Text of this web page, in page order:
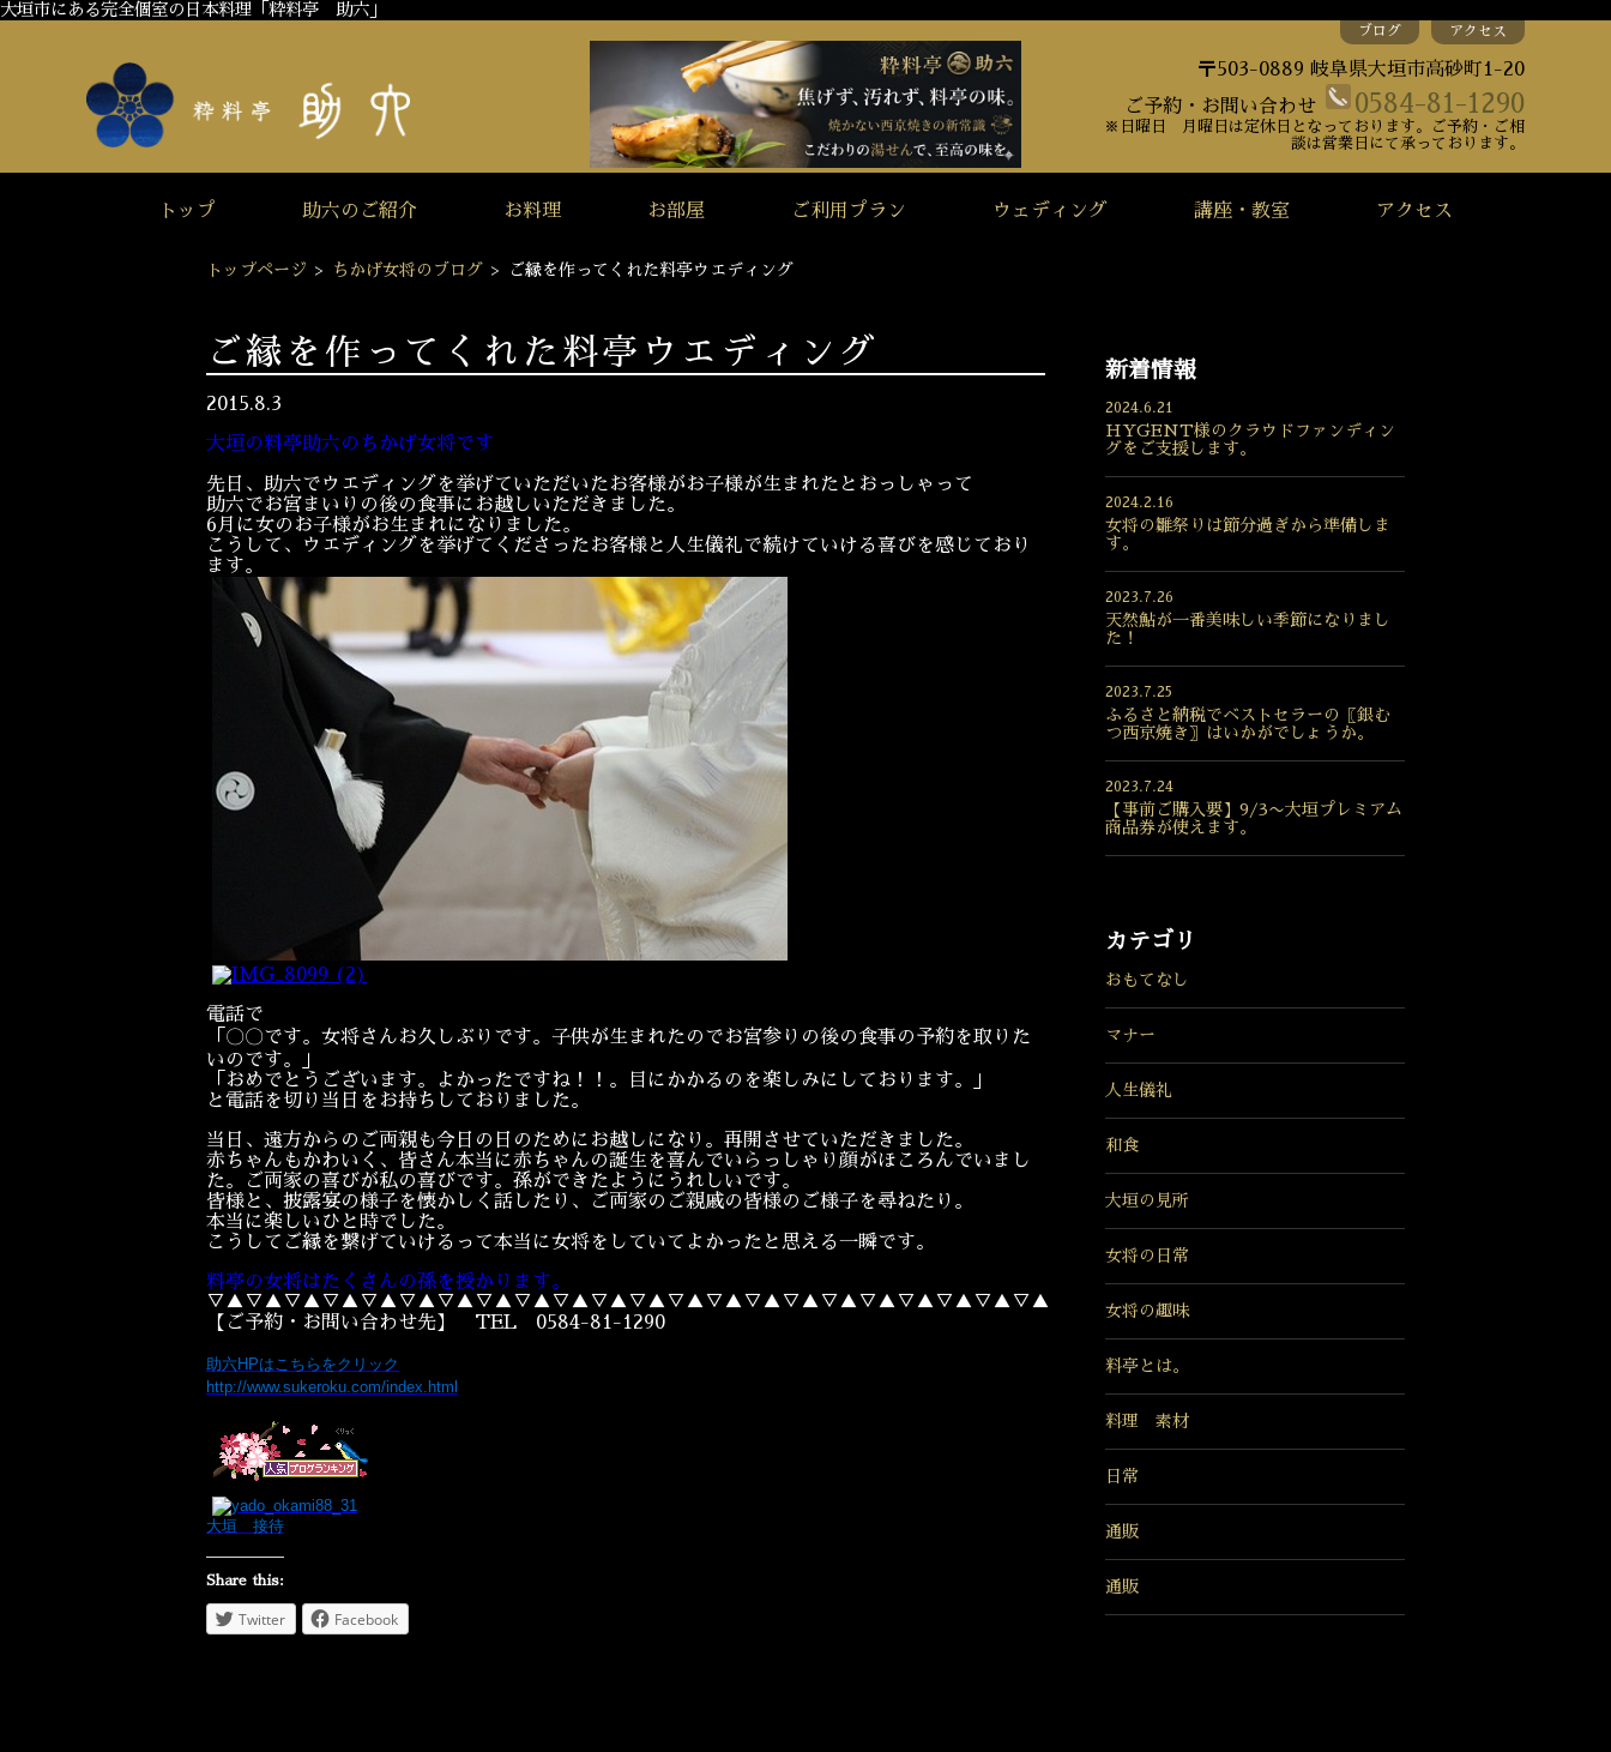
大垣市にある完全個室の日本料理「粋料亭 助六」
ブログ アクセス
〒503-0889 岐阜県大垣市高砂町1-20
ご予約・お問い合わせ
0584-81-1290
※日曜日 月曜日は定休日となっております。ご予約・ご相
談は営業日にて承っております。
トップ 助六のご紹介 お料理 お部屋 ご利用プラン ウェディング 講座・教室 アクセス
トップページ > ちかげ女将のブログ > ご縁を作ってくれた料亭ウエディング
ご縁を作ってくれた料亭ウエディング
2015.8.3
大垣の料亭助六のちかげ女将です
先日、助六でウエディングを挙げていただいたお客様がお子様が生まれたとおっしゃって
助六でお宮まいりの後の食事にお越しいただきました。
6月に女のお子様がお生まれになりました。
こうして、ウエディングを挙げてくださったお客様と人生儀礼で続けていける喜びを感じており
ます。
電話で
「〇〇です。女将さんお久しぶりです。子供が生まれたのでお宮参りの後の食事の予約を取りた
いのです。」
「おめでとうございます。よかったですね！！。目にかかるのを楽しみにしております。」
と電話を切り当日をお持ちしておりました。
当日、遠方からのご両親も今日の日のためにお越しになり。再開させていただきました。
赤ちゃんもかわいく、皆さん本当に赤ちゃんの誕生を喜んでいらっしゃり顔がほころんでいまし
た。ご両家の喜びが私の喜びです。孫ができたようにうれしいです。
皆様と、披露宴の様子を懐かしく話したり、ご両家のご親戚の皆様のご様子を尋ねたり。
本当に楽しいひと時でした。
こうしてご縁を繋げていけるって本当に女将をしていてよかったと思える一瞬です。
料亭の女将はたくさんの孫を授かります。
▽▲▽▲▽▲▽▲▽▲▽▲▽▲▽▲▽▲▽▲▽▲▽▲▽▲▽▲▽▲▽▲▽▲▽▲▽▲▽▲▽▲▽▲
【ご予約・お問い合わせ先】 TEL 0584-81-1290
助六HPはこちらをクリック
http://www.sukeroku.com/index.html
大垣 接待
Share this:
Twitter Facebook
新着情報
2024.6.21
HYGENT様のクラウドファンディン
グをご支援します。
2024.2.16
女将の雛祭りは節分過ぎから準備しま
す。
2023.7.26
天然鮎が一番美味しい季節になりまし
た！
2023.7.25
ふるさと納税でベストセラーの〖銀む
つ西京焼き〗はいかがでしょうか。
2023.7.24
【事前ご購入要】9/3〜大垣プレミアム
商品券が使えます。
カテゴリ
おもてなし
マナー
人生儀礼
和食
大垣の見所
女将の日常
女将の趣味
料亭とは。
料理 素材
日常
通販
通販